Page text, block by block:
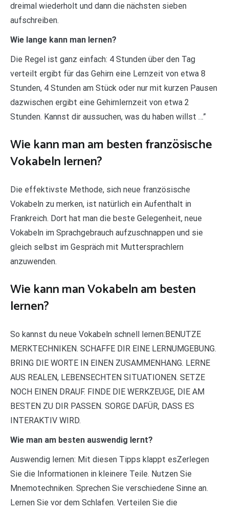
dreimal wiederholt und dann die nächsten sieben
aufschreiben.
Wie lange kann man lernen?
Die Regel ist ganz einfach: 4 Stunden über den Tag
verteilt ergibt für das Gehirn eine Lernzeit von etwa 8
Stunden, 4 Stunden am Stück oder nur mit kurzen Pausen
dazwischen ergibt eine Gehirnlernzeit von etwa 2
Stunden. Kannst dir aussuchen, was du haben willst …”
Wie kann man am besten französische
Vokabeln lernen?
Die effektivste Methode, sich neue französische
Vokabeln zu merken, ist natürlich ein Aufenthalt in
Frankreich. Dort hat man die beste Gelegenheit, neue
Vokabeln im Sprachgebrauch aufzuschnappen und sie
gleich selbst im Gespräch mit Muttersprachlern
anzuwenden.
Wie kann man Vokabeln am besten
lernen?
So kannst du neue Vokabeln schnell lernen:BENUTZE
MERKTECHNIKEN. SCHAFFE DIR EINE LERNUMGEBUNG.
BRING DIE WORTE IN EINEN ZUSAMMENHANG. LERNE
AUS REALEN, LEBENSECHTEN SITUATIONEN. SETZE
NOCH EINEN DRAUF. FINDE DIE WERKZEUGE, DIE AM
BESTEN ZU DIR PASSEN. SORGE DAFÜR, DASS ES
INTERAKTIV WIRD.
Wie man am besten auswendig lernt?
Auswendig lernen: Mit diesen Tipps klappt esZerlegen
Sie die Informationen in kleinere Teile. Nutzen Sie
Mnemotechniken. Sprechen Sie verschiedene Sinne an.
Lernen Sie vor dem Schlafen. Verteilen Sie die